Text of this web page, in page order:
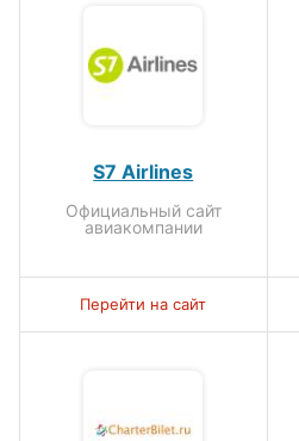
S7 Airlines
Официальный сайт
авиакомпании
Перейти на сайт